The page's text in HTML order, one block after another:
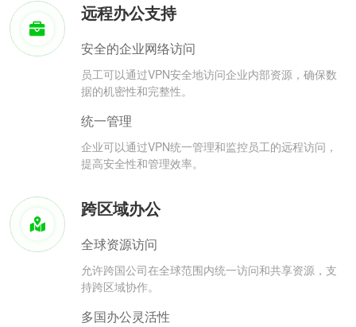
远程办公支持
安全的企业网络访问
员工可以通过VPN安全地访问企业内部资源，确保数
据的机密性和完整性。
统一管理
企业可以通过VPN统一管理和监控员工的远程访问，
提高安全性和管理效率。
跨区域办公
全球资源访问
允许跨国公司在全球范围内统一访问和共享资源，支
持跨区域协作。
多国办公灵活性